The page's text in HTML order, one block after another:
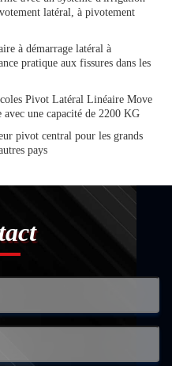
latéral, à pivotement
à démarrage latéral à
pratique aux fissures dans les
Pivot Latéral Linéaire Move
une capacité de 2200 KG
pivot central pour les grands
pays